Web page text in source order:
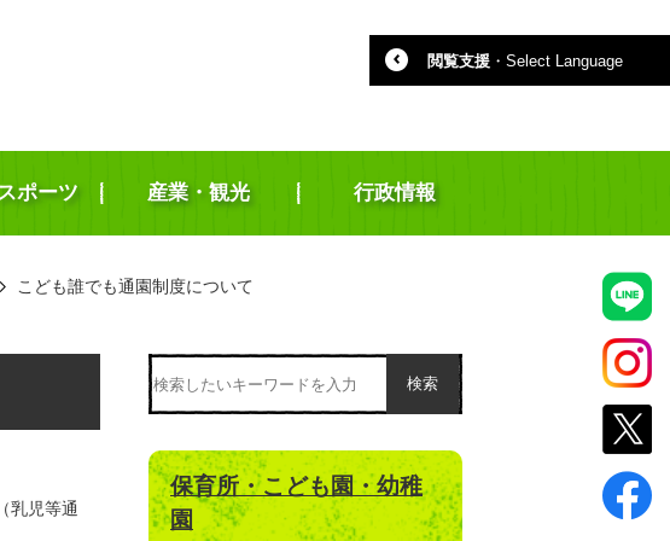
閲覧支援 ・ Select Language
ポーツ 産業・観光 行政情報
こども誰でも通園制度について
乳児等通
検索
保育所・こども園・幼稚
園